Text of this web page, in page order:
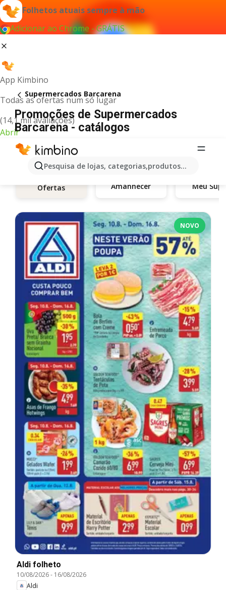
Folhetos atuais sempre à mão
Adicionar ao Chrome - GRÁTIS
App Kimbino
Todas as ofertas num só lugar
(14,1 mil avaliações)
Abrir
Pesquisa de lojas, categorias,produtos...
Supermercados Barcarena
Promoções de Supermercados
Barcarena - catálogos
Ofertas Amanhecer Meu
NOVO
Aldi folheto
10/08/2026- 16/08/2026
Aldi